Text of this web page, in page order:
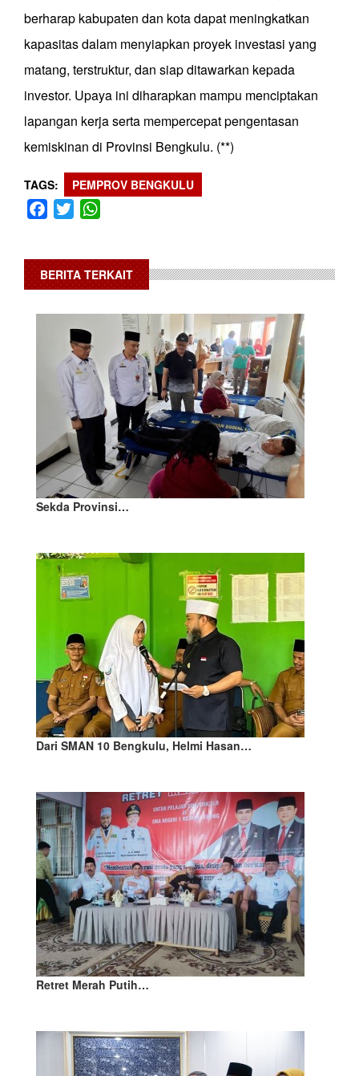
berharap kabupaten dan kota dapat meningkatkan
kapasitas dalam menyiapkan proyek investasi yang
matang, terstruktur, dan siap ditawarkan kepada
investor. Upaya ini diharapkan mampu menciptakan
lapangan kerja serta mempercepat pengentasan
kemiskinan di Provinsi Bengkulu. (**)
TAGS PEMPROV BENGKULU
Facebook
Twitter
BERITA TERKAIT
Sekda Provinsi…
Dari SMAN 10 Bengkulu, Helmi Hasan…
Retret Merah Putih…